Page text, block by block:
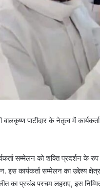
पाटीदार के नेतृत्व में
सम्मेलन को शक्ति प्रदर्शन के
इस कार्यकर्ता सम्मेलन का उद्देश्य
का प्रचंड परचम लहराए, इस